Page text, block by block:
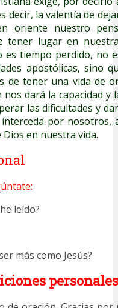
decir, la valentía de
oriente nuestro
tener lugar en
es tiempo perdido, no
apostólicas, sino
de tener una vida de
dará la capacidad y
las dificultades y
por nosotros,
en nuestra vida.
leído?
más como Jesús?
personales